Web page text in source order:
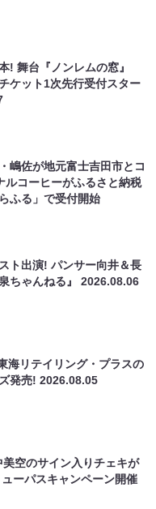
! 舞台『ノンレムの窓』
ケット1次先行受付スター
嶋佐が地元富士吉田市とコ
ルコーヒーがふるさと納税
ふる」で受付開始
ト出演! パンサー向井＆長
ちゃんねる』2026.08.06
海リテイリング・プラスの
発売!2026.08.05
空のサイン入りチェキが
ーパスキャンペーン開催